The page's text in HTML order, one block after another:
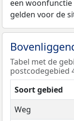
een woonfunctie
gelden voor de
Tabel met de
postcodegebied
Soort gebied
Weg